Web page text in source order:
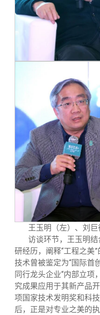
王玉明（左）、刘巨
访谈环节，王玉明
研经历，阐释“工程之美
技术曾被鉴定为“国际首
同行龙头企业“内部立
究成果应用于其新产品
项国家技术发明奖和科
后，正是对专业之美的